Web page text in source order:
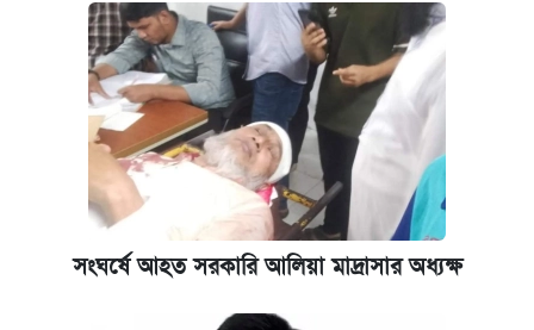
সংঘর্ষে আহত সরকারি আলিয়া মাদ্রাসার অধ্যক্ষ